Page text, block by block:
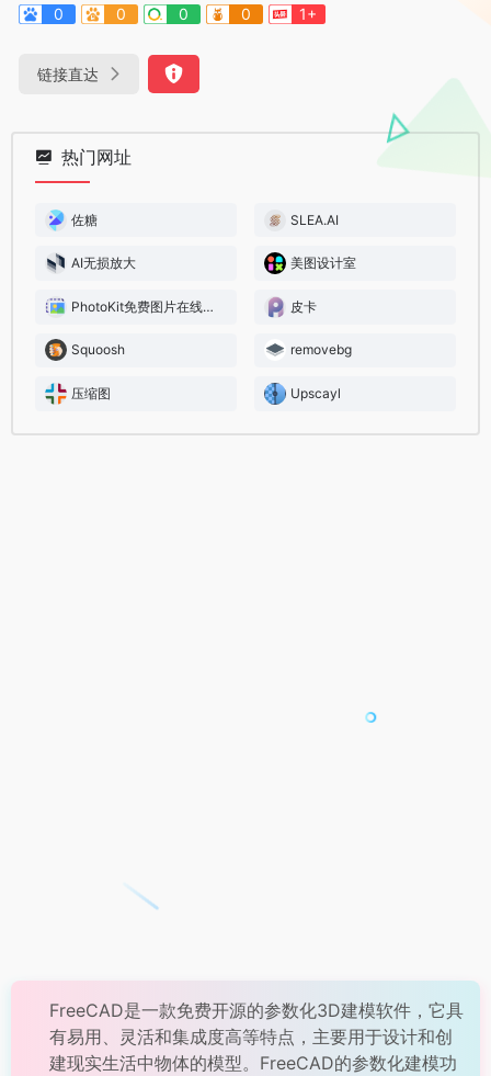
0
0 0 0 1+
链接直达
热门网址
佐糖 SLEA.AI
AI无损放大 美图设计室
PhotoKit免费图片在线编辑器 皮卡
Squoosh removebg
压缩图 Upscayl
FreeCAD是一款免费开源的参数化3D建模软件，它具
有易用、灵活和集成度高等特点，主要用于设计和创
建现实生活中物体的模型。FreeCAD的参数化建模功